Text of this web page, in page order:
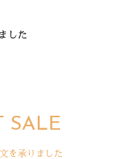
した
SALE
を承りました